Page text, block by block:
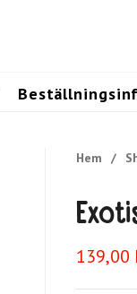
Hem /
139,00